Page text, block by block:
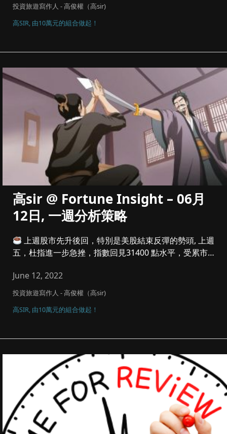
投資旅遊寫作人 - 高俊權（高sir)
高SIR, 由10萬元的組合做起！
高sir @ Fortune Insight – 06月
12日, 一週分析策略
上週股市先升後回，特別是美股結束反彈的勢頭, 上週
五，杜指進一步急挫，指數回見31400 點水平，受累市場
June 12, 2022
投資旅遊寫作人 - 高俊權（高sir)
高SIR, 由10萬元的組合做起！